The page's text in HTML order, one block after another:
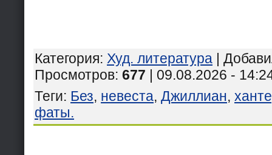
Категория: Худ. литература |
Просмотров: 677 | 09.08.2026 -
Теги: Без, невеста, Джиллиан,
фаты.